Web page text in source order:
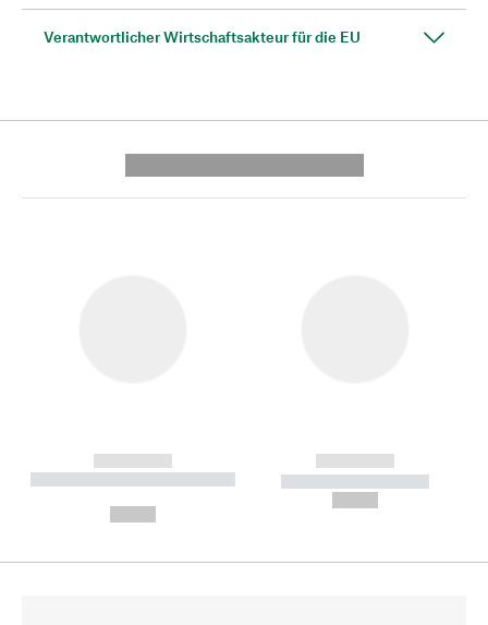
Verantwortlicher Wirtschaftsakteur für die EU
------------
----------- ----------- --------
------------
----------- -----------